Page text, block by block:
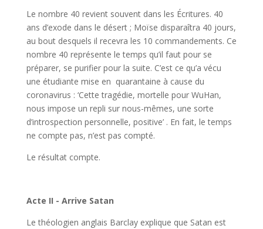
Le nombre 40 revient souvent dans les Écritures. 40
ans d’exode dans le désert ; Moïse disparaîtra 40 jours,
au bout desquels il recevra les 10 commandements. Ce
nombre 40 représente le temps qu’il faut pour se
préparer, se purifier pour la suite. C’est ce qu’a vécu
une étudiante mise en quarantaine à cause du
coronavirus : ‘Cette tragédie, mortelle pour WuHan,
nous impose un repli sur nous-mêmes, une sorte
d’introspection personnelle, positive’ . En fait, le temps
ne compte pas, n’est pas compté.
Le résultat compte.
Acte II - Arrive Satan
Le théologien anglais Barclay explique que Satan est